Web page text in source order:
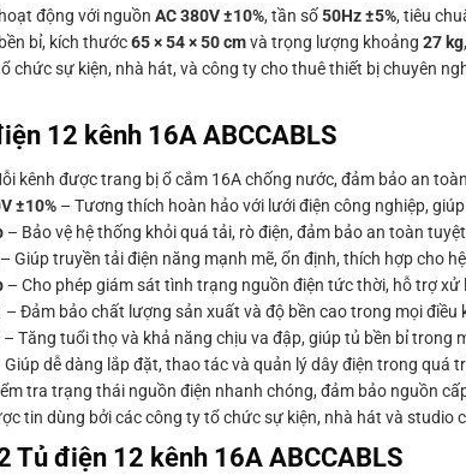
động với nguồn AC 380V ±10%, tần số50Hz ±5%, tiêu
bỉ, kích thước65 × 54 × 50 cmvà trọng lượng khoảng 27 kg
chức sự kiện, nhà hát, và công ty cho thuê thiết bị chuyên
12 kênh 16A ABCCABLS
kênh được trang bị ổ cắm 16A chống nước, đảm bảo an
±10%– Tương thích hoàn hảo với lưới điện công nghiệp,
– Bảo vệ hệ thống khỏi quá tải, rò điện, đảm bảo an toàn
Giúp truyền tải điện năng mạnh mẽ, ổn định, thích hợp cho
– Cho phép giám sát tình trạng nguồn điện tức thời, hỗ trợ xử
– Đảm bảo chất lượng sản xuất và độ bền cao trong mọi điều
– Tăng tuổi thọ và khả năng chịu va đập, giúp tủ bền bỉ trong
dễ dàng lắp đặt, thao tác và quản lý dây điện trong quá
tra trạng thái nguồn điện nhanh chóng, đảm bảo nguồn
tin dùng bởi các công ty tổ chức sự kiện, nhà hát và studio
Tủ điện 12 kênh 16A ABCCABLS